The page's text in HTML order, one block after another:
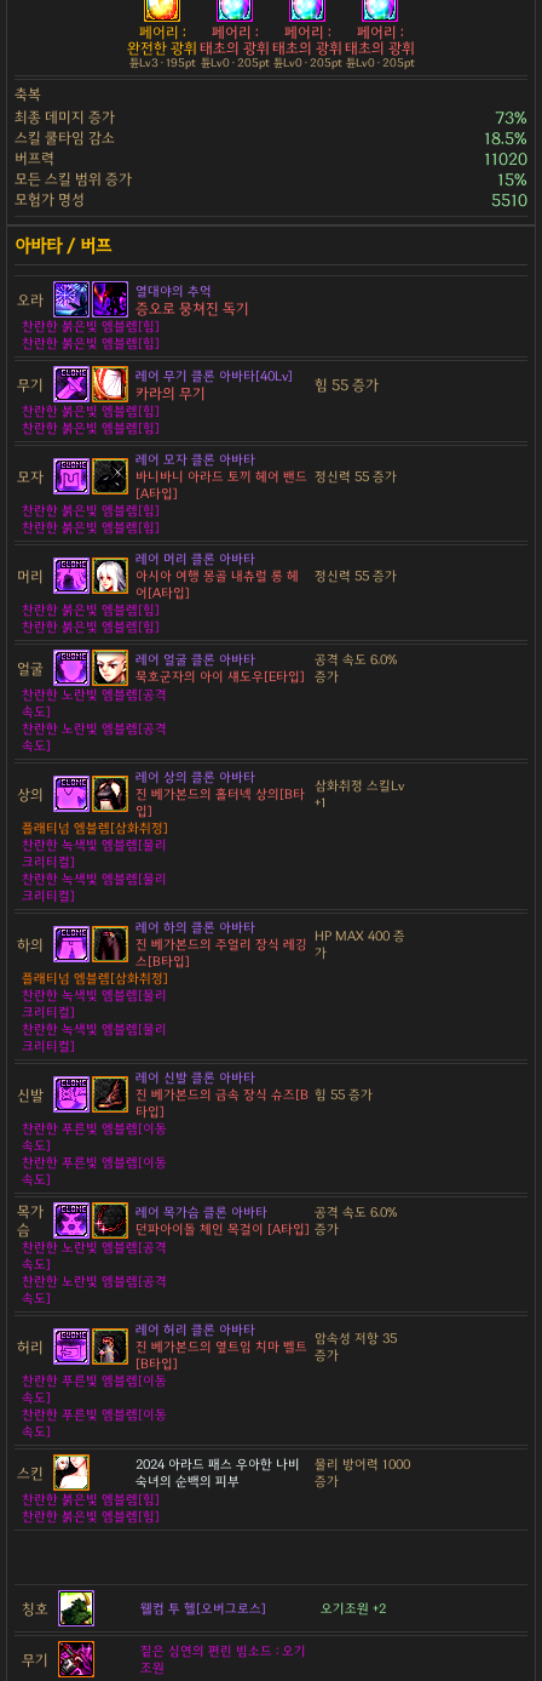
페어리 :
완전한 광휘
튠Lv3 · 195pt
페어리 :
태초의 광휘
튠Lv0 · 205pt
페어리 :
태초의 광휘
튠Lv0 · 205pt
페어리 :
태초의 광휘
튠Lv0 · 205pt
축복
최종 데미지 증가
73%
스킬 쿨타임 감소 18.5%
버프력 11020
모든 스킬 범위 증가 15%
모험가 명성 5510
오라 열대야의 추억
증오로 뭉쳐진 독기
찬란한 붉은빛 엠블렘[힘]
찬란한 붉은빛 엠블렘[힘]
무기 레어 무기 클론 아바타[40Lv]
카라의 무기 힘 55 증가
찬란한 붉은빛 엠블렘[힘]
찬란한 붉은빛 엠블렘[힘]
모자
레어 모자 클론 아바타
바니바니 아라드 토끼 헤어 밴드
[A타입]
정신력 55 증가
찬란한 붉은빛 엠블렘[힘]
찬란한 붉은빛 엠블렘[힘]
머리
레어 머리 클론 아바타
아시아 여행 몽골 내츄럴 롱 헤
어[A타입]
정신력 55 증가
찬란한 붉은빛 엠블렘[힘]
찬란한 붉은빛 엠블렘[힘]
얼굴
레어 얼굴 클론 아바타
묵호군자의 아이 섀도우[E타입]
공격 속도 6.0%
증가
찬란한 노란빛 엠블렘[공격
속도]
찬란한 노란빛 엠블렘[공격
속도]
상의
레어 상의 클론 아바타
진 베가본드의 홀터넥 상의[B타
입]
삼화취정 스킬Lv
+1
플래티넘 엠블렘[삼화취정]
찬란한 녹색빛 엠블렘[물리
크리티컬]
찬란한 녹색빛 엠블렘[물리
크리티컬]
하의
레어 하의 클론 아바타
진 베가본드의 주얼리 장식 레깅
스[B타입]
HP MAX 400 증
가
플래티넘 엠블렘[삼화취정]
찬란한 녹색빛 엠블렘[물리
크리티컬]
찬란한 녹색빛 엠블렘[물리
크리티컬]
신발
레어 신발 클론 아바타
진 베가본드의 금속 장식 슈즈[B
타입]
힘 55 증가
찬란한 푸른빛 엠블렘[이동
속도]
찬란한 푸른빛 엠블렘[이동
속도]
목가
슴
레어 목가슴 클론 아바타
던파아이돌 체인 목걸이 [A타입]
공격 속도 6.0%
증가
찬란한 노란빛 엠블렘[공격
속도]
찬란한 노란빛 엠블렘[공격
속도]
허리
레어 허리 클론 아바타
진 베가본드의 옆트임 치마 벨트
[B타입]
암속성 저항 35
증가
찬란한 푸른빛 엠블렘[이동
속도]
찬란한 푸른빛 엠블렘[이동
속도]
스킨
2024 아라드 패스 우아한 나비
숙녀의 순백의 피부
물리 방어력 1000
증가
찬란한 붉은빛 엠블렘[힘]
찬란한 붉은빛 엠블렘[힘]
칭호 웰컴 투 헬[오버그로스] 오기조원 +2
무기
짙은 심연의 편린 빔소드 : 오기
조원